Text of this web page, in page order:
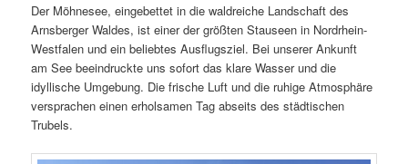
Der Möhnesee, eingebettet in die waldreiche Landschaft des
Arnsberger Waldes, ist einer der größten Stauseen in Nordrhein-
Westfalen und ein beliebtes Ausflugsziel. Bei unserer Ankunft
am See beeindruckte uns sofort das klare Wasser und die
idyllische Umgebung. Die frische Luft und die ruhige Atmosphäre
versprachen einen erholsamen Tag abseits des städtischen
Trubels.